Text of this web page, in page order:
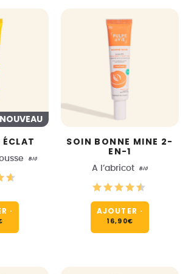
NOUVEAU
ÉCLAT
BIO
·
SOIN BONNE MINE 2-
EN-1
A l’abricot BIO
AJOUTER ·
16,90€